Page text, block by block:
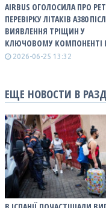
AIRBUS ОГОЛОСИЛА ПРО
ПЕРЕВІРКУ ЛІТАКІВ A380
ВИЯВЛЕННЯ ТРІЩИН У
КЛЮЧОВОМУ КОМПОНЕНТІ
2026-06-25 13:32
ЕЩЕ НОВОСТИ В